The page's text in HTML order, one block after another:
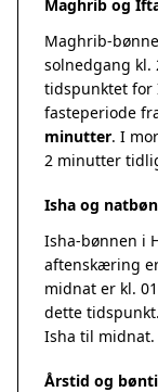
Maghrib og
Maghrib-
solnedgang kl.
tidspunktet for
fasteperiode
minutter. I
2 minutter
Isha og natbøn
Isha-bønnen i
aftenskæring
midnat er kl.
dette
Isha til midnat.
Årstid og